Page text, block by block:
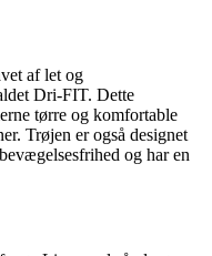
af let og
Dri-FIT. Dette
tørre og komfortable
Trøjen er også designet
og har en